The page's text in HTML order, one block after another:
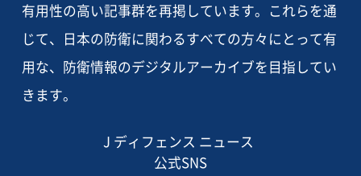
有用性の高い記事群を再掲しています。これらを通
じて、日本の防衛に関わるすべての方々にとって有
用な、防衛情報のデジタルアーカイブを目指してい
きます。
J ディフェンス ニュース
公式SNS